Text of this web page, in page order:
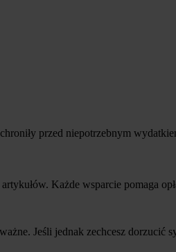
przed niepotrzebnym
Każde wsparcie pomaga
Jeśli jednak zechcesz